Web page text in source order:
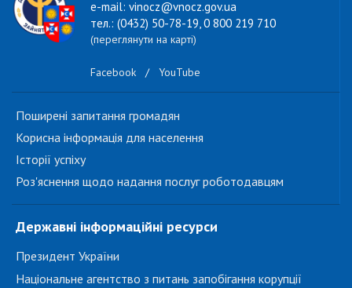
e-mail: vinocz@vnocz.gov.ua
тел.: (0432) 50-78-19, 0 800 219 710
(переглянути на карті)
Facebook / YouTube
Поширені запитання громадян
Корисна інформація для населення
Історії успіху
Роз'яснення щодо надання послуг роботодавцям
Державні інформаційні ресурси
Президент України
Національне агентство з питань запобігання корупції